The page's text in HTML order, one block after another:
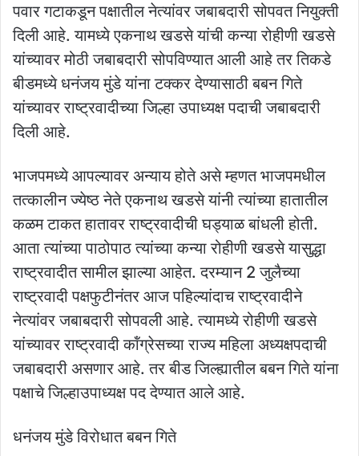
पवार गटाकडून पक्षातील नेत्यांवर जबाबदारी सोपवत नियुक्ती
दिली आहे. यामध्ये एकनाथ खडसे यांची कन्या रोहीणी खडसे
यांच्यावर मोठी जबाबदारी सोपविण्यात आली आहे तर तिकडे
बीडमध्ये धनंजय मुंडे यांना टक्कर देण्यासाठी बबन गिते
यांच्यावर राष्ट्रवादीच्या जिल्हा उपाध्यक्ष पदाची जबाबदारी
दिली आहे.
भाजपमध्ये आपल्यावर अन्याय होते असे म्हणत भाजपमधील
तत्कालीन ज्येष्ठ नेते एकनाथ खडसे यांनी त्यांच्या हातातील
कळम टाकत हातावर राष्ट्रवादीची घड्याळ बांधली होती.
आता त्यांच्या पाठोपाठ त्यांच्या कन्या रोहीणी खडसे यासुद्धा
राष्ट्रवादीत सामील झाल्या आहेत. दरम्यान 2 जुलैच्या
राष्ट्रवादी पक्षफुटीनंतर आज पहिल्यांदाच राष्ट्रवादीने
नेत्यांवर जबाबदारी सोपवली आहे. त्यामध्ये रोहीणी खडसे
यांच्यावर राष्ट्रवादी कॉंग्रेसच्या राज्य महिला अध्यक्षपदाची
जबाबदारी असणार आहे. तर बीड जिल्ह्यातील बबन गिते यांना
पक्षाचे जिल्हाउपाध्यक्ष पद देण्यात आले आहे.
धनंजय मुंडे विरोधात बबन गिते